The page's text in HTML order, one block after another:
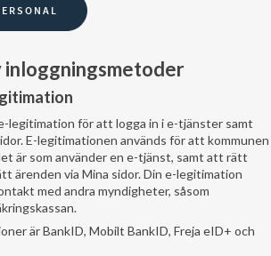
inloggningsmetoder
legitimation för att logga in i e-tjänster samt
E-legitimationen används för att kommunen
är som använder en e-tjänst, samt att rätt
ärenden via Mina sidor. Din e-legitimation
med andra myndigheter, såsom
är BankID, Mobilt BankID, Freja eID+ och